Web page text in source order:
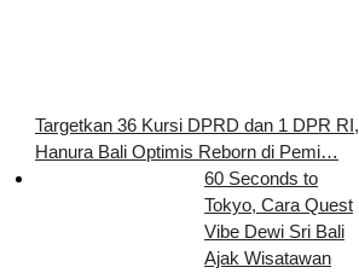
Targetkan 36 Kursi DPRD dan 1 DPR RI,
Hanura Bali Optimis Reborn di Pemi…
60 Seconds to
Tokyo, Cara Quest
Vibe Dewi Sri Bali
Ajak Wisatawan